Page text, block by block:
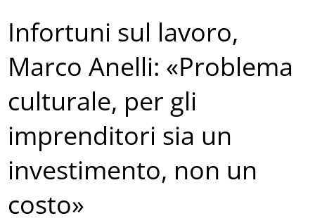
Infortuni sul lavoro,
Marco Anelli: «Problema
culturale, per gli
imprenditori sia un
investimento, non un
costo»